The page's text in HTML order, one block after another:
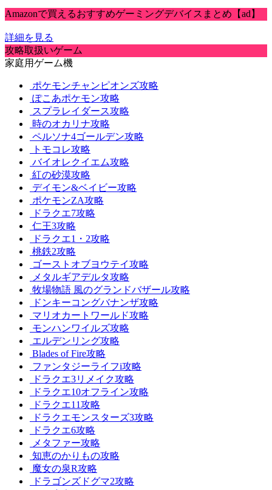
Amazonで買えるおすすめゲーミングデバイスまとめ【ad】
詳細を見る
攻略取扱いゲーム
家庭用ゲーム機
ポケモンチャンピオンズ攻略
ぽこあポケモン攻略
スプラレイダース攻略
時のオカリナ攻略
ペルソナ4ゴールデン攻略
トモコレ攻略
バイオレクイエム攻略
紅の砂漠攻略
デイモン&ベイビー攻略
ポケモンZA攻略
ドラクエ7攻略
仁王3攻略
ドラクエ1・2攻略
桃鉄2攻略
ゴーストオブヨウテイ攻略
メタルギアデルタ攻略
牧場物語 風のグランドバザール攻略
ドンキーコングバナンザ攻略
マリオカートワールド攻略
モンハンワイルズ攻略
エルデンリング攻略
Blades of Fire攻略
ファンタジーライフi攻略
ドラクエ3リメイク攻略
ドラクエ10オフライン攻略
ドラクエ11攻略
ドラクエモンスターズ3攻略
ドラクエ6攻略
メタファー攻略
知恵のかりもの攻略
魔女の泉R攻略
ドラゴンズドグマ2攻略